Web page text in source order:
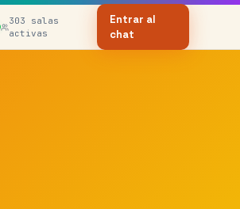
303 salas
activas
Entrar al
chat